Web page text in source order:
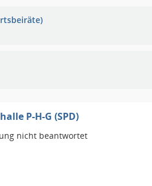
P-H-G (SPD)
nicht beantwortet